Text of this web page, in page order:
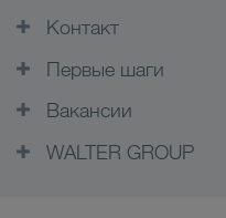
Контакт
Первые шаги
Вакансии
WALTER GROUP